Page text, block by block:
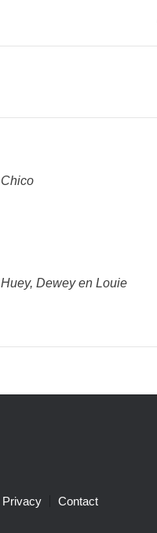
Chico
Huey, Dewey en Louie
Privacy Contact